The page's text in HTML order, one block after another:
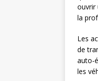
ouvrir
la
Les
de
auto-
les